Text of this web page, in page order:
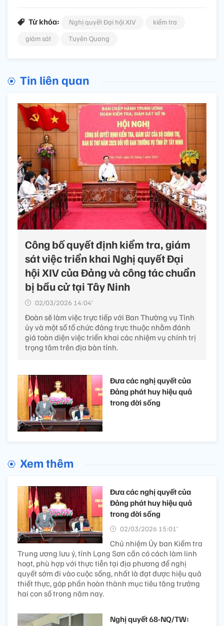
Từ khóa: Nghị quyết Đại hội XIV
kiểm tra
giám sát
Tuyên Quang
Tin liên quan
Công bố quyết định kiểm tra, giám
sát việc triển khai Nghị quyết Đại
hội XIV của Đảng và công tác chuẩn
bị bầu cử tại Tây Ninh
02/03/2026 14:04’
Đoàn sẽ làm việc trực tiếp với Ban Thường vụ Tỉnh
ủy và một số tổ chức đảng trực thuộc nhằm đánh
giá toàn diện việc triển khai các nhiệm vụ chính trị
trọng tâm trên địa bàn tỉnh.
Đưa các nghị quyết của
Đảng phát huy hiệu quả
trong đời sống
Xem thêm
Đưa các nghị quyết của
Đảng phát huy hiệu quả
trong đời sống
02/03/2026 15:01’
Chủ nhiệm Ủy ban Kiểm tra
Trung ương lưu ý, tỉnh Lạng Sơn cần có cách làm linh
hoạt, phù hợp với thực tiễn tại địa phương để nghị
quyết sớm đi vào cuộc sống, nhất là đạt được hiệu quả
thiết thực, góp phần hoàn thành mục tiêu tăng trưởng
hai con số trong năm nay.
Nghị quyết 68-NQ/TW: